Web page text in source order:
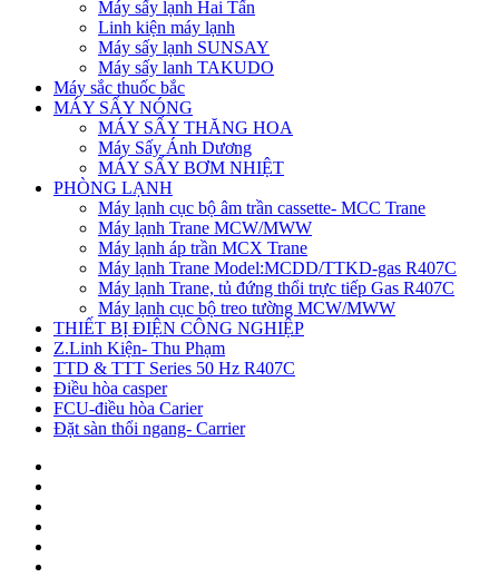
Máy sấy lạnh Hai Tấn
Linh kiện máy lạnh
Máy sấy lạnh SUNSAY
Máy sấy lanh TAKUDO
Máy sắc thuốc bắc
MÁY SẤY NÓNG
MÁY SẤY THĂNG HOA
Máy Sấy Ánh Dương
MÁY SẤY BƠM NHIỆT
PHÒNG LẠNH
Máy lạnh cục bộ âm trần cassette- MCC Trane
Máy lạnh Trane MCW/MWW
Máy lạnh áp trần MCX Trane
Máy lạnh Trane Model:MCDD/TTKD-gas R407C
Máy lạnh Trane, tủ đứng thổi trực tiếp Gas R407C
Máy lạnh cục bộ treo tường MCW/MWW
THIẾT BỊ ĐIỆN CÔNG NGHIỆP
Z.Linh Kiện- Thu Phạm
TTD & TTT Series 50 Hz R407C
Điều hòa casper
FCU-điều hòa Carier
Đặt sàn thổi ngang- Carrier